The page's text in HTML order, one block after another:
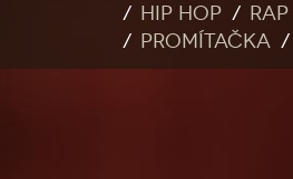
Hip Hop
Rap
Promítačka